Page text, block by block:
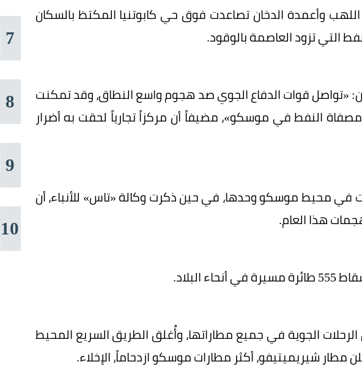
وأعمدة الدخان تصاعدت فوق حي كابوتنيا المكتظ بالسكان
التي تزود العاصمة بالوقود.
«تواصل قوات الدفاع الجوي صد هجوم واسع النطاق، وقد تمكنت
النفط في موسكو»، مضيفاً أن مركزاً تجارياً لحقت به أضرار
180 طائرة أُسقطت في محيط موسكو وحدها، في حين ذكرت وكالة «تاس» للأنباء، أن
هذا العام.
الجوية في جميع مطاراتها، وأُغلق الطريق السريع المحيط
مطار شيريميتيفو، أكثر مطارات موسكو ازدحاماً، الإخلاء.
7
8
9
10